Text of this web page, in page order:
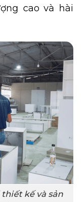
cao và hài
thiết kế và sản